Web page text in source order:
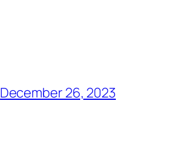
December 26, 2023